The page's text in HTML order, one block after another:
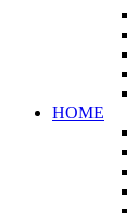
HOME